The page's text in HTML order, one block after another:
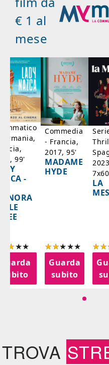
€ 1 al
mese
99'
-
subito
Commedia
- Francia,
2017, 95'
MADAME
HYDE
Guarda
subito
LA
TROVA